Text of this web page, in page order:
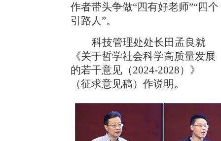
作者带头争做“四有好老师”“四个
引路人”。
科技管理处处长田孟良就
《关于哲学社会科学高质量发展
的若干意见（2024-2028）》
（征求意见稿）作说明。